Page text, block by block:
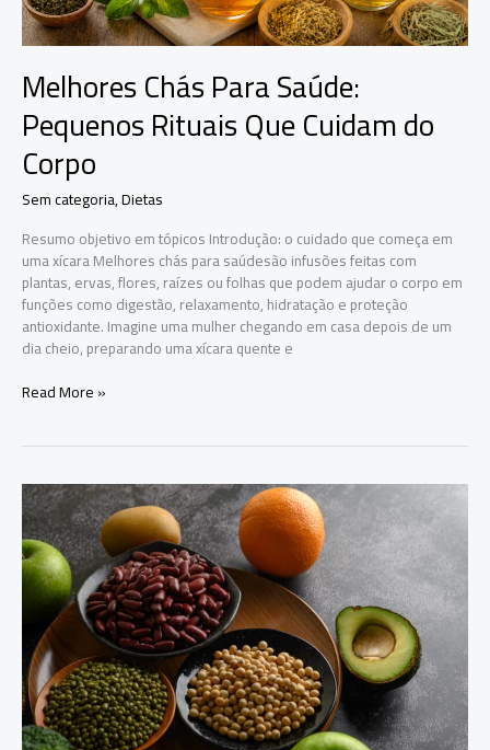
Melhores Chás Para Saúde:
Pequenos Rituais Que Cuidam do
Corpo
Sem categoria,Dietas
Resumo objetivo em tópicos Introdução: o cuidado que começa em
uma xícara Melhores chás para saúdesão infusões feitas com
plantas, ervas, flores, raízes ou folhas que podem ajudar o corpo em
funções como digestão, relaxamento, hidratação e proteção
antioxidante. Imagine uma mulher chegando em casa depois de um
dia cheio, preparando uma xícara quente e
Read More »
Proteínas
Vegetais:
Como
Nutrir
o
Corpo
com
Mais
Leveza,
Saúde
e
Equilíbrio